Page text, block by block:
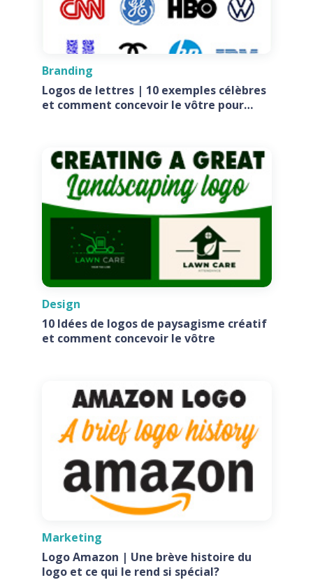
Branding
Logos de lettres | 10 exemples célèbres
et comment concevoir le vôtre pour
Design
10 Idées de logos de paysagisme créatif
et comment concevoir le vôtre
Marketing
Logo Amazon | Une brève histoire du
logo et ce qui le rend si spécial?